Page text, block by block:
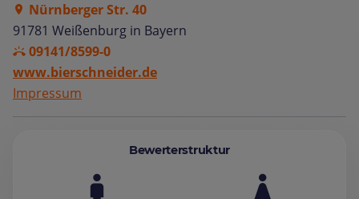
Nürnberger Str. 40
91781 Weißenburg in Bayern
09141/8599-0
www.bierschneider.de
Impressum
Bewerterstruktur